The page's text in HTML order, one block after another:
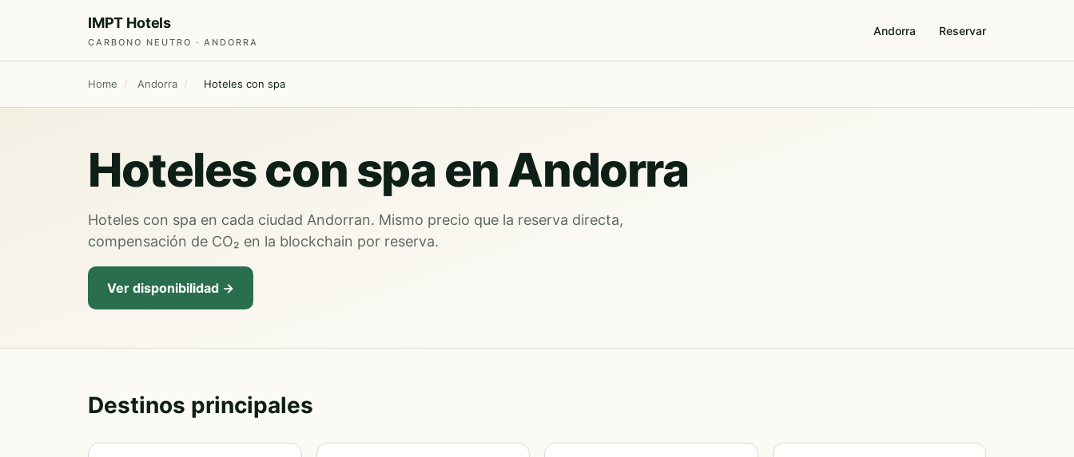
IMPT Hotels
CARBONO NEUTRO · ANDORRA
Andorra Reservar
Home / Andorra / Hoteles con spa
Hoteles con spa en Andorra
Hoteles con spa en cada ciudad Andorran. Mismo precio que la reserva directa,
compensación de CO₂ en la blockchain por reserva.
Ver disponibilidad →
Destinos principales